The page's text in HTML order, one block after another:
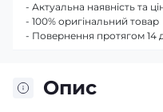
Опис
- Актуальна наявність та
- 100% оригінальний товар
- Повернення протягом 14